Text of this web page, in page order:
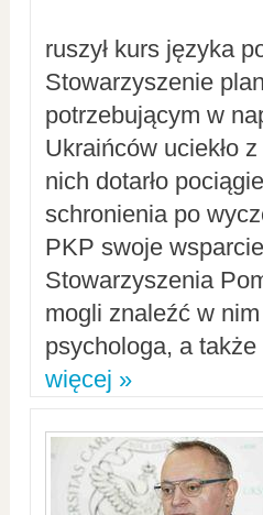
ruszył kurs języka
Stowarzyszenie
potrzebującym w
Ukraińców uciekło
nich dotarło
schronienia po
PKP swoje
Stowarzyszenia
mogli znaleźć w
psychologa, a
więcej »